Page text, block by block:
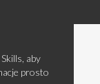
aby
prosto